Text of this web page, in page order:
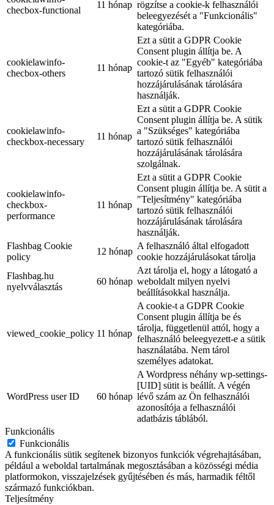
checbox-functional
11 hónap rögzítse a cookie-k felhasználói
beleegyezését a "Funkcionális"
kategóriába.
cookielawinfo-
checbox-others
11 hónap
Ezt a sütit a GDPR Cookie
Consent plugin állítja be. A
cookie-t az "Egyéb" kategóriába
tartozó sütik felhasználói
hozzájárulásának tárolására
használják.
cookielawinfo-
checkbox-necessary
11 hónap
Ezt a sütit a GDPR Cookie
Consent plugin állítja be. A sütik
a "Szükséges" kategóriába
tartozó sütik felhasználói
hozzájárulásának tárolására
szolgálnak.
cookielawinfo-
checkbox-
performance
11 hónap
Ezt a sütit a GDPR Cookie
Consent plugin állítja be. A sütit a
"Teljesítmény" kategóriába
tartozó sütik felhasználói
hozzájárulásának tárolására
használják.
Flashbag Cookie
policy
12 hónap
A felhasználó által elfogadott
cookie hozzájárulásokat tárolja
Flashbag.hu
nyelvválasztás
60 hónap
Azt tárolja el, hogy a látogató a
weboldalt milyen nyelvi
beállításokkal használja.
viewed_cookie_policy 11 hónap
A cookie-t a GDPR Cookie
Consent plugin állítja be és
tárolja, függetlenül attól, hogy a
felhasználó beleegyezett-e a sütik
használatába. Nem tárol
személyes adatokat.
WordPress user ID 60 hónap
A Wordpress néhány wp-settings-
[UID] sütit is beállít. A végén
lévő szám az Ön felhasználói
azonosítója a felhasználói
adatbázis táblából.
Funkcionális
Funkcionális
A funkcionális sütik segítenek bizonyos funkciók végrehajtásában,
például a weboldal tartalmának megosztásában a közösségi média
platformokon, visszajelzések gyűjtésében és más, harmadik féltől
származó funkciókban.
Teljesítmény